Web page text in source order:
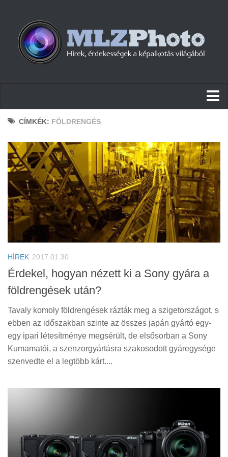
Hírek
Cikkek
Szoftver
Firmware
Tudástár
Tanácsok
Érdekességek
Helyszíni Riport
E-BB
CÍMKÉK: FÖLDRENGÉS
HÍREK 2017.01.30
Érdekel, hogyan nézett ki a Sony gyára a
földrengések után?
Tavaly komoly földrengések rázták meg a szigetországot, s
ebben az időszakban szinte az összes japán gyártó egy-
egy ipari létesítménye megsérült, de elsősorban a Sony
Kumamatói, a szenzorgyártásra szakosodott gyáregysége
szenvedte el a legtöbb kárt....